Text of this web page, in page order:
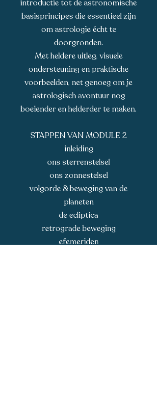
introductie tot de astronomische
basisprincipes die essentieel zijn
om astrologie écht te
doorgronden.
Met heldere uitleg, visuele
ondersteuning en praktische
voorbeelden, net genoeg om je
astrologisch avontuur nog
boeiender en helderder te maken.
STAPPEN VAN MODULE 2
inleiding
ons sterrenstelsel
ons zonnestelsel
volgorde & beweging van de
planeten
de ecliptica
retrograde beweging
efemeriden